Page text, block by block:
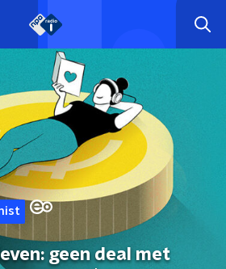
geen deal met